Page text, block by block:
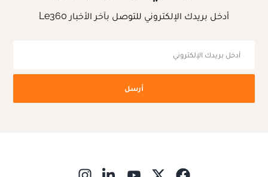
أدخل بريدك الإلكتروني للتوصل بآخر الأخبار Le360
أرسل